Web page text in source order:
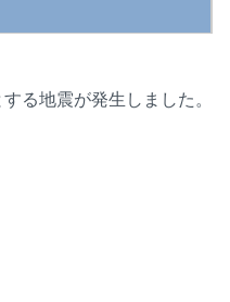
る地震が発生しました。